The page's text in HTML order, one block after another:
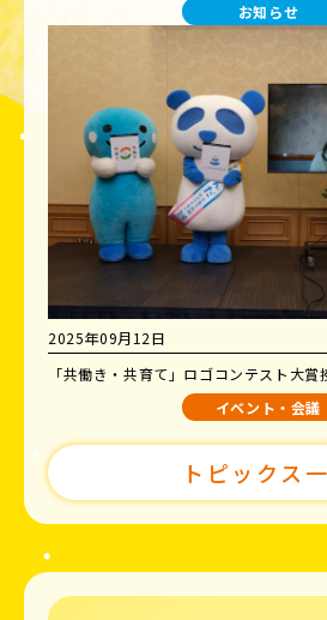
お知らせ
2025年09月12日
「共働き・共育て」ロゴコンテスト大賞
イベント・会議
トピックス